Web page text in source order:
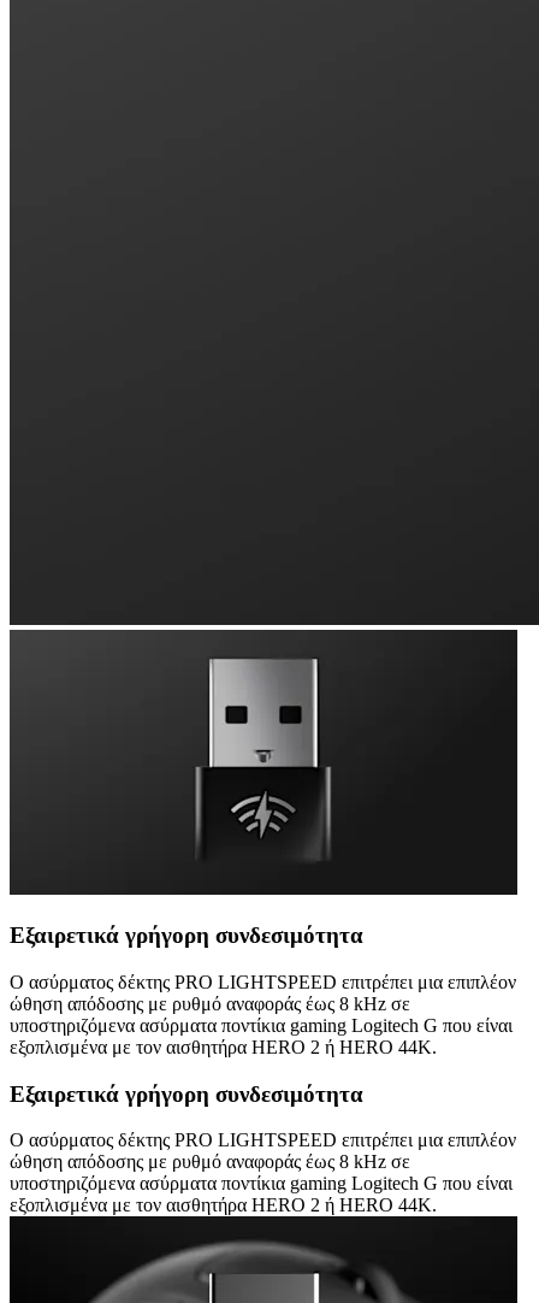
Εξαιρετικά γρήγορη συνδεσιμότητα
Ο ασύρματος δέκτης PRO LIGHTSPEED επιτρέπει μια επιπλέον
ώθηση απόδοσης με ρυθμό αναφοράς έως 8 kHz σε
υποστηριζόμενα ασύρματα ποντίκια gaming Logitech G που είναι
εξοπλισμένα με τον αισθητήρα HERO 2 ή HERO 44K.
Εξαιρετικά γρήγορη συνδεσιμότητα
Ο ασύρματος δέκτης PRO LIGHTSPEED επιτρέπει μια επιπλέον
ώθηση απόδοσης με ρυθμό αναφοράς έως 8 kHz σε
υποστηριζόμενα ασύρματα ποντίκια gaming Logitech G που είναι
εξοπλισμένα με τον αισθητήρα HERO 2 ή HERO 44K.